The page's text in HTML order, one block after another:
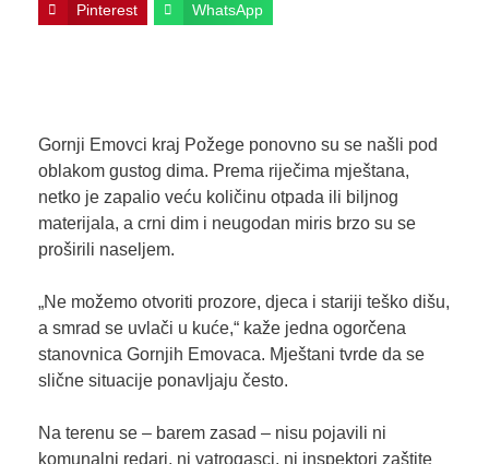
Pinterest WhatsApp
Gornji Emovci kraj Požege ponovno su se našli pod
oblakom gustog dima. Prema riječima mještana,
netko je zapalio veću količinu otpada ili biljnog
materijala, a crni dim i neugodan miris brzo su se
proširili naseljem.
„Ne možemo otvoriti prozore, djeca i stariji teško dišu,
a smrad se uvlači u kuće,“ kaže jedna ogorčena
stanovnica Gornjih Emovaca. Mještani tvrde da se
slične situacije ponavljaju često.
Na terenu se – barem zasad – nisu pojavili ni
komunalni redari, ni vatrogasci, ni inspektori zaštite